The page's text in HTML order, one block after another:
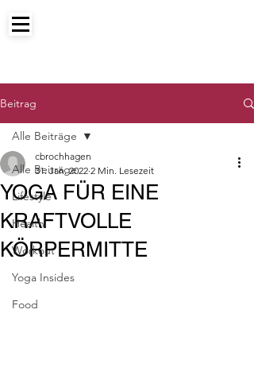
Beitrag
Alle Beiträge
Lifestyle
Health
Workout
Yoga Insides
Food
Alle Beiträge
YOGA FÜR EINE
KRAFTVOLLE
KÖRPERMITTE
cbrochhagen
31. Jan. 2022 2 Min. Lesezeit